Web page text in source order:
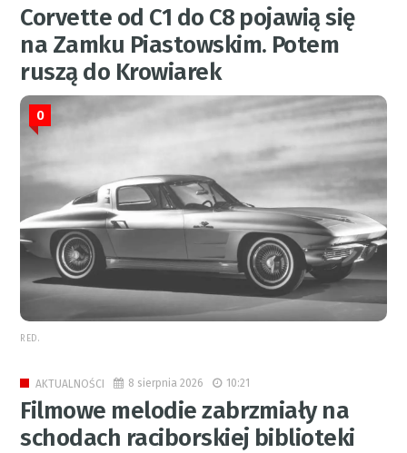
Corvette od C1 do C8 pojawią się
na Zamku Piastowskim. Potem
ruszą do Krowiarek
0
RED.
AKTUALNOŚCI 8 sierpnia 2026 10:21
Filmowe melodie zabrzmiały na
schodach raciborskiej biblioteki